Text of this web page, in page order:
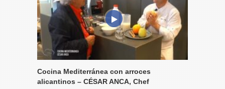
Cocina Mediterránea con arroces
alicantinos – CÉSAR ANCA, Chef